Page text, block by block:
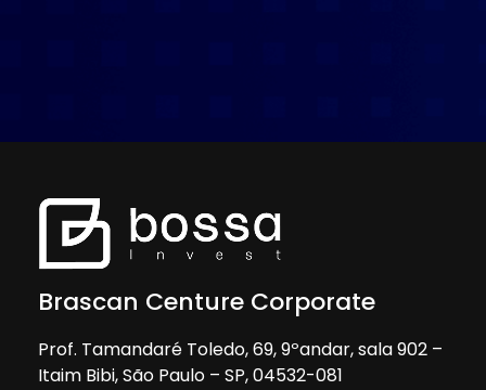
Brascan Centure Corporate
Prof. Tamandaré Toledo, 69, 9ºandar, sala 902 –
Itaim Bibi, São Paulo – SP, 04532-081